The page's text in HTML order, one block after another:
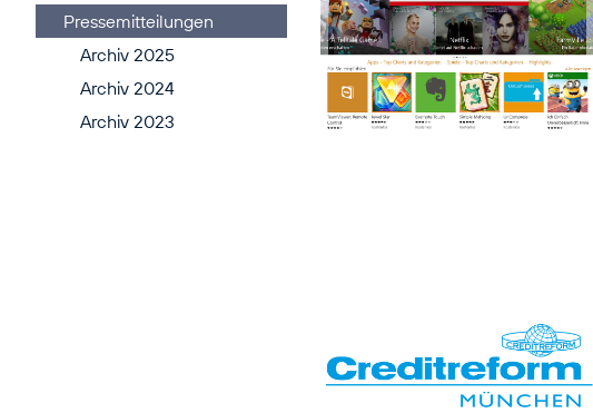
Pressemitteilungen
Archiv 2025
Archiv 2024
Archiv 2023